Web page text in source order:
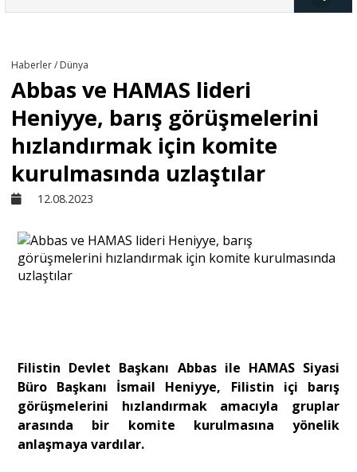
Derkenar
Sivil Toplum
Ekonomi
Yorum - Analiz
Söyleşi
Haberler / Dünya
Abbas ve HAMAS lideri
Heniyye, barış görüşmelerini
hızlandırmak için komite
kurulmasında uzlaştılar
12.08.2023
Filistin Devlet Başkanı Abbas ile HAMAS Siyasi
Büro Başkanı İsmail Heniyye, Filistin içi barış
görüşmelerini hızlandırmak amacıyla gruplar
arasında bir komite kurulmasına yönelik
anlaşmaya vardılar.